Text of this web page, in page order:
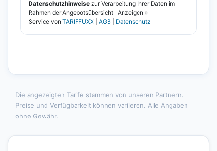
Die angezeigten Tarife stammen von unseren Partnern.
Preise und Verfügbarkeit können variieren. Alle Angaben
ohne Gewähr.